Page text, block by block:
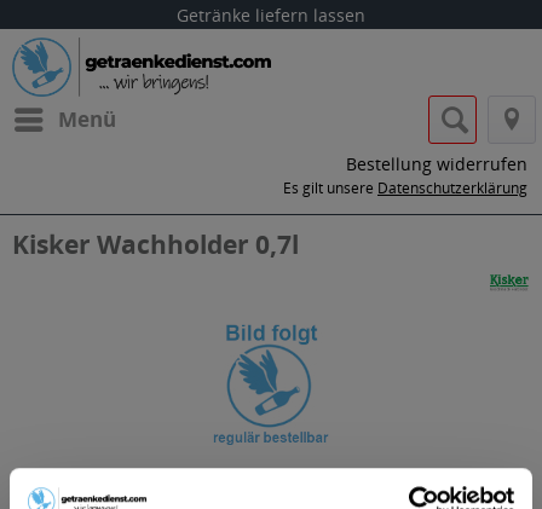
Getränke liefern lassen
Menü
Bestellung widerrufen
Es gilt unsere Datenschutzerklärung
Kisker Wachholder 0,7l